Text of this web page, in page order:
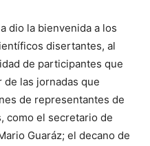
dio la bienvenida a los
disertantes, al
de participantes que
las jornadas que
de representantes de
como el secretario de
Guaráz; el decano de